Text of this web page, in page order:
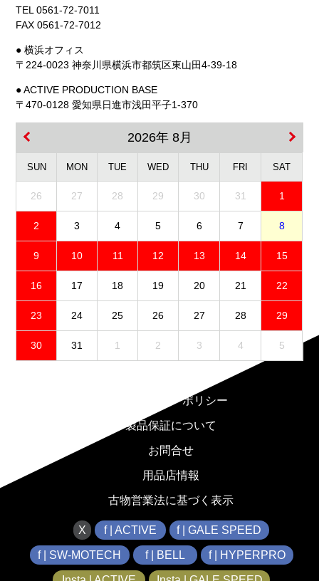
TEL 0561-72-7011
FAX 0561-72-7012
● 横浜オフィス
〒224-0023 神奈川県横浜市都筑区東山田4-39-18
● ACTIVE PRODUCTION BASE
〒470-0128 愛知県日進市浅田平子1-370
2026年 8月
SUN MON TUE WED THU FRI SAT
26 27 28 29 30 31 1
2 3 4 5 6 7 8
9 10 11 12 13 14 15
16 17 18 19 20 21 22
23 24 25 26 27 28 29
30 31 1 2 3 4 5
プライバシーポリシー
製品保証について
お問合せ
用品店情報
古物営業法に基づく表示
X f | ACTIVE f | GALE SPEED
f | SW-MOTECH f | BELL f | HYPERPRO